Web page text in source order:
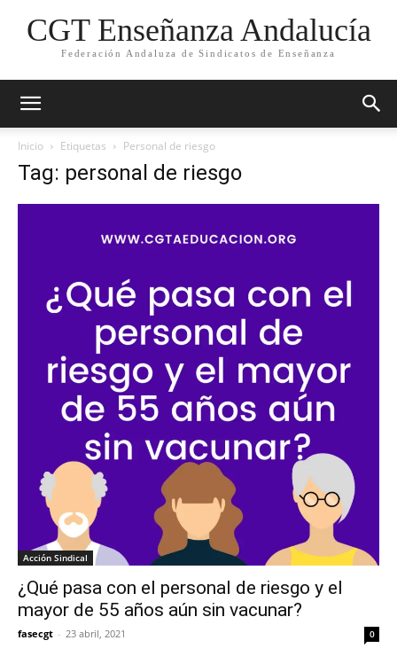
CGT Enseñanza Andalucía
Federación Andaluza de Sindicatos de Enseñanza
Inicio Etiquetas Personal de riesgo
Tag: personal de riesgo
Acción Sindical
¿Qué pasa con el personal de riesgo y el
mayor de 55 años aún sin vacunar?
fasecgt - 23 abril, 2021 0